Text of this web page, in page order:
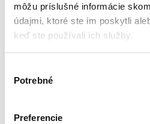
môžu príslušné informácie
údajmi, ktoré ste im poskytli
keď ste používali ich služby.
súhlasu
Potrebné
Preferencie